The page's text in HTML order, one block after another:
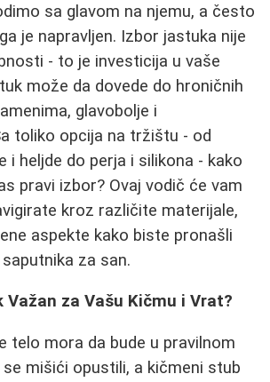
sa glavom na njemu, a često
je napravljen. Izbor jastuka nije
- to je investicija u vaše
može da dovede do hroničnih
glavobolje i
toliko opcija na tržištu - od
i heljde do perja i silikona - kako
pravi izbor? Ovaj vodič će vam
kroz različite materijale,
aspekte kako biste pronašli
za san.
za Vašu Kičmu i Vrat?
telo mora da bude u pravilnom
mišići opustili, a kičmeni stub